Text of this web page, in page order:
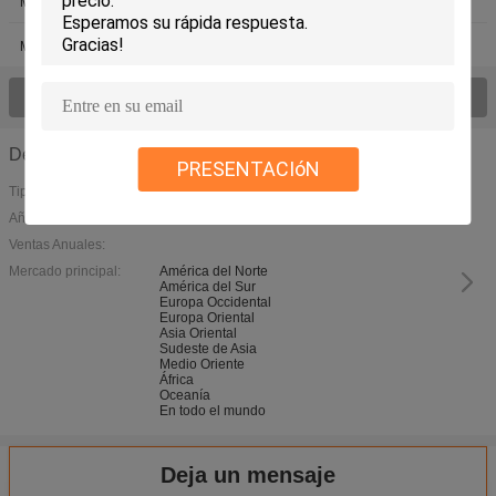
PRESENTACIóN
Máquina DMD CTS
Vea todo el > de los productos;
Detalles de la empresa
Tipo de negocio:
Año de fundación:
Ventas Anuales:
Mercado principal:
América del Norte
América del Sur
Europa Occidental
Europa Oriental
Asia Oriental
Sudeste de Asia
Medio Oriente
África
Oceanía
En todo el mundo
Deja un mensaje
Máquina de grabado plana silenciosa, Ordenador-a-pantalla